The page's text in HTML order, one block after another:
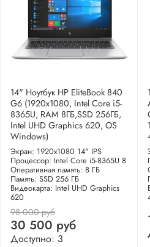
14" Ноутбук HP EliteBook 840
G6 (1920x1080, Intel Core i5-
8365U, RAM 8ГБ,SSD 256ГБ,
Intel UHD Graphics 620, OS
Windows)
Экран: 1920x1080 14" IPS
Процессор: Intel Core i5-8365U 8
Оперативная память: 8 ГБ
Память: SSD 256 ГБ
Видеокарта: Intel UHD Graphics
620
98 000 руб
30 500 руб
Доступно: 3